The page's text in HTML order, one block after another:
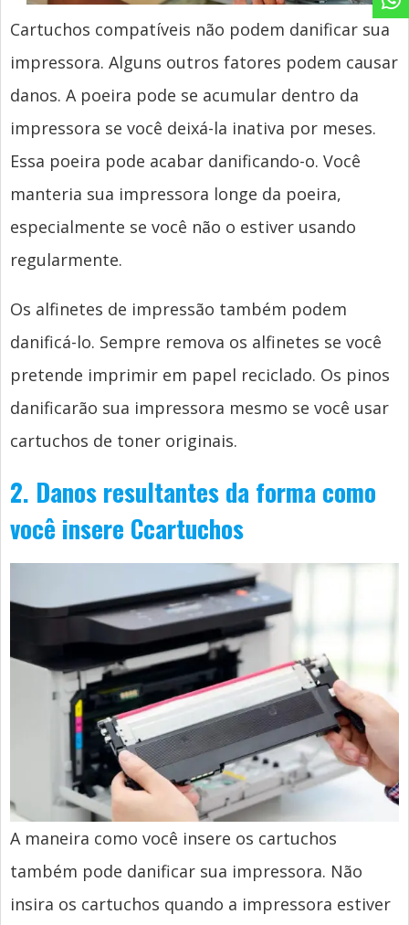
Cartuchos compatíveis não podem danificar sua
impressora. Alguns outros fatores podem causar
danos. A poeira pode se acumular dentro da
impressora se você deixá-la inativa por meses.
Essa poeira pode acabar danificando-o. Você
manteria sua impressora longe da poeira,
especialmente se você não o estiver usando
regularmente.
Os alfinetes de impressão também podem
danificá-lo. Sempre remova os alfinetes se você
pretende imprimir em papel reciclado. Os pinos
danificarão sua impressora mesmo se você usar
cartuchos de toner originais.
2. Danos resultantes da forma como
você insere Ccartuchos
A maneira como você insere os cartuchos
também pode danificar sua impressora. Não
insira os cartuchos quando a impressora estiver